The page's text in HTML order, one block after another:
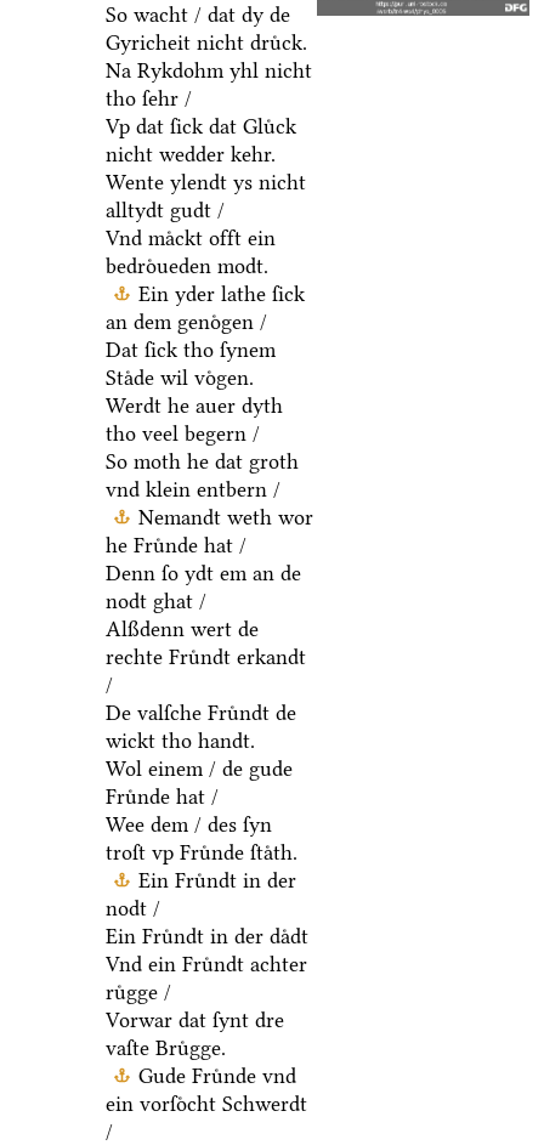
So wacht / dat dy de
Gyricheit nicht druͤck.
Na Rykdohm yhl nicht
tho ſehr /
Vp dat ſick dat Gluͤck
nicht wedder kehr.
Wente ylendt ys nicht
alltydt gudt /
Vnd maͤckt offt ein
bedroͤueden modt.
Ein yder lathe ſick
an dem genoͤgen /
Dat ſick tho ſynem
Staͤde wil voͤgen.
Werdt he auer dyth
tho veel begern /
So moth he dat groth
vnd klein entbern /
Nemandt weth wor
he Fruͤnde hat /
Denn ſo ydt em an de
nodt ghat /
Alßdenn wert de
rechte Fruͤndt erkandt
/
De valſche Fruͤndt de
wickt tho handt.
Wol einem / de gude
Fruͤnde hat /
Wee dem / des ſyn
troſt vp Fruͤnde ſtaͤth.
Ein Fruͤndt in der
nodt /
Ein Fruͤndt in der daͤdt
Vnd ein Fruͤndt achter
ruͤgge /
Vorwar dat ſynt dre
vaſte Bruͤgge.
Gude Fruͤnde vnd
ein vorſoͤcht Schwerdt
/